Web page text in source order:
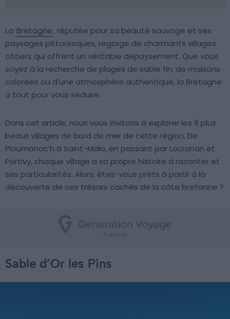
La Bretagne, réputée pour sa beauté sauvage et ses
paysages pittoresques, regorge de charmants villages
côtiers qui offrent un véritable dépaysement. Que vous
soyez à la recherche de plages de sable fin, de maisons
colorées ou d’une atmosphère authentique, la Bretagne
a tout pour vous séduire.
Dans cet article, nous vous invitons à explorer les 8 plus
beaux villages de bord de mer de cette région. De
Ploumanac’h à Saint-Malo, en passant par Locronan et
Portivy, chaque village a sa propre histoire à raconter et
ses particularités. Alors, êtes-vous prêts à partir à la
découverte de ces trésors cachés de la côte bretonne ?
Sable d’Or les Pins